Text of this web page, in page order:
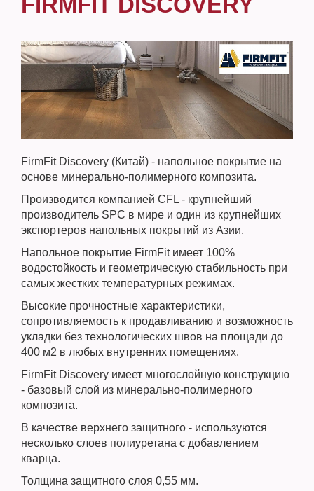
FirmFit Discovery (Китай) - напольное покрытие на
основе минерально-полимерного композита.
Производится компанией CFL - крупнейший
производитель SPC в мире и один из крупнейших
экспортеров напольных покрытий из Азии.
Напольное покрытие FirmFit имеет 100%
водостойкость и геометрическую стабильность при
самых жестких температурных режимах.
Высокие прочностные характеристики,
сопротивляемость к продавливанию и возможность
укладки без технологических швов на площади до
400 м2 в любых внутренних помещениях.
FirmFit Discovery имеет многослойную конструкцию
- базовый слой из минерально-полимерного
композита.
В качестве верхнего защитного - используются
несколько слоев полиуретана с добавлением
кварца.
Толщина защитного слоя 0,55 мм.